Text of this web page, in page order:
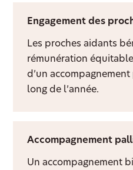
Engagement des
Les proches aidants
rémunération
d’un
long de l’année.
Accompagnement
Un accompagnement